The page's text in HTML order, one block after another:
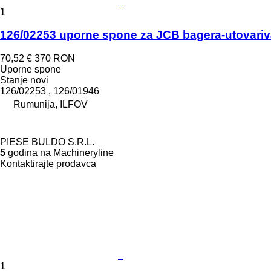
1
126/02253 uporne spone za JCB bagera-
70,52 € 370 RON
Uporne spone
Stanje novi
126/02253 , 126/01946
Rumunija, ILFOV
PIESE BULDO S.R.L.
5 godina na Machineryline
Kontaktirajte prodavca
1